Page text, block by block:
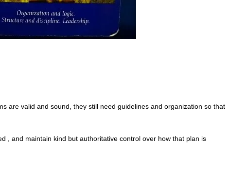
are valid and sound, they still need guidelines and organization so that
, and maintain kind but authoritative control over how that plan is